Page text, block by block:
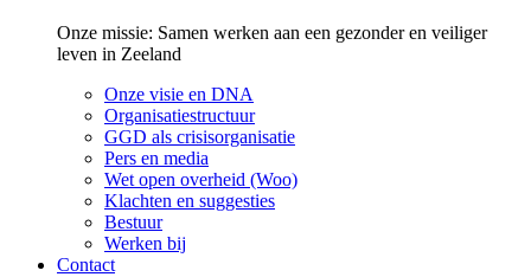
Onze missie: Samen werken aan een gezonder en veiliger
leven in Zeeland
Onze visie en DNA
Organisatiestructuur
GGD als crisisorganisatie
Pers en media
Wet open overheid (Woo)
Klachten en suggesties
Bestuur
Werken bij
Contact